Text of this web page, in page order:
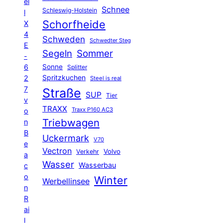
l
X
4
E
-
6
2
7
v
o
n
B
e
a
c
o
n
R
ai
l
Schleswig-Holstein Schnee
Schorfheide
Schweden Schwedter Steg
Segeln Sommer
Sonne Splitter
Spritzkuchen Steel is real
Straße SUP Tier
TRAXX Traxx P160 AC3
Triebwagen
Uckermark V70
Vectron Verkehr Volvo
Wasser Wasserbau
Werbellinsee Winter